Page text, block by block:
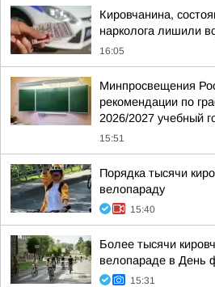
Кировчанина,
нарколога лишили
16:05
Минпросвещения
рекомендации по
2026/2027 учебный
15:51
Порядка тысячи
велопараду
15:40
Более тысячи
велопараде в День
15:31